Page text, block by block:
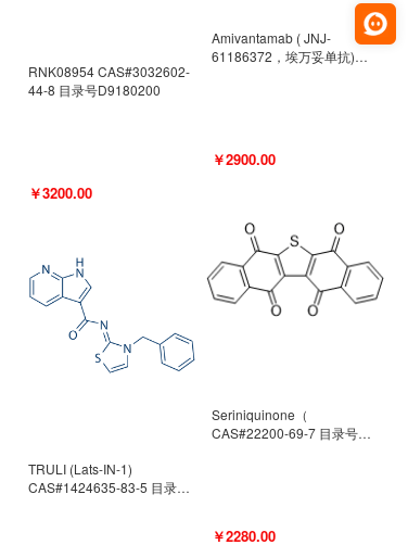
RNK08954 CAS#3032602-
44-8 目录号D9180200
￥3200.00
TRULI (Lats-IN-1)
CAS#1424635-83-5 目录号
Amivantamab ( JNJ-
61186372，埃万妥单抗)
￥2900.00
Seriniquinone（
CAS#22200-69-7 目录号
￥2280.00